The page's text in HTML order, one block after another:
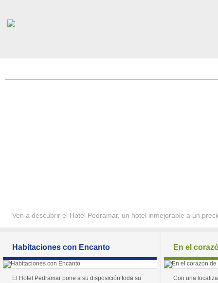
Ven a descubrir el Hotel Pedramar, un hotel inmejorable a un
Habitaciones con Encanto
El Hotel Pedramar pone a su disposición toda su
En el
Con una